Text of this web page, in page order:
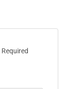
Required